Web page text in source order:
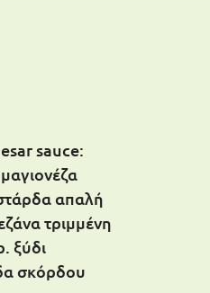
sauce:
απαλή
τριμμένη
ξύδι
σκόρδου